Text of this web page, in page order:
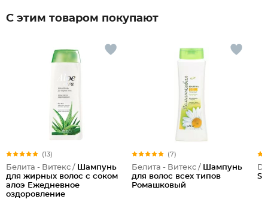
С этим товаром покупают
(13)
Белита - Витекс / Шампунь
для жирных волос с соком
алоэ Ежедневное
оздоровление
(7)
Белита - Витекс / Шампунь
для волос всех типов
Ромашковый